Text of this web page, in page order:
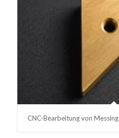
CNC-Bearbeitung von Messing